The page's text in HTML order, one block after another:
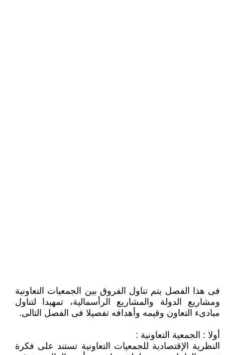
فى هذا الفصل يتم تناول الفروق بين الجمعيات التعاونية
ومشاريع الدولة والمشاريع الرأسمالية، تمهيدا لتناول
مبادىء التعاون وقيمه وأهدافه تفصيلا فى الفصل التالى.
أولا : الجمعية التعاونية :
النظرية الإقتصادية للجمعيات التعاونية تستند على فكرة